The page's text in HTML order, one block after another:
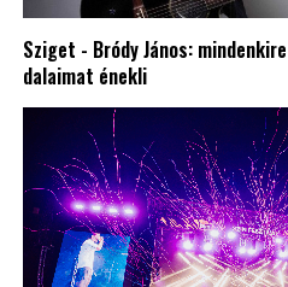
Sziget - Bródy János:
dalaimat énekli